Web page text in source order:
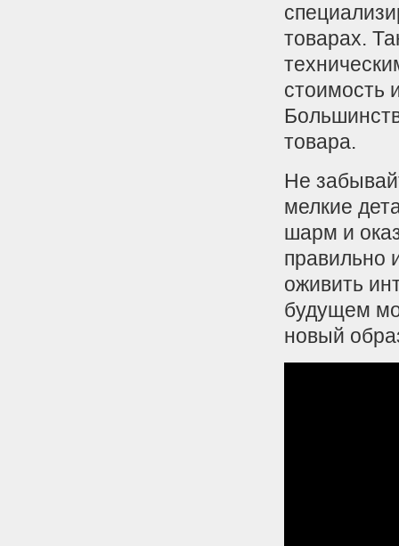
товарах.
стоимость
товара.
Не
мелкие
шарм и
правильно
оживить
будущем
новый